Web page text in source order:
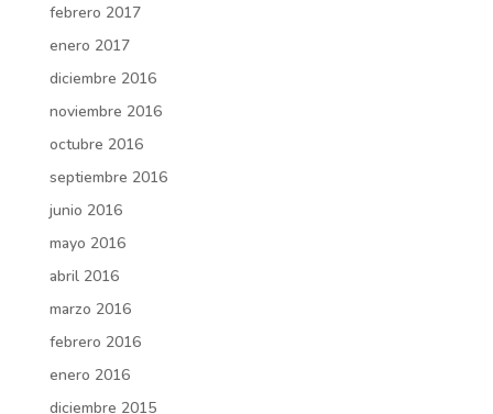
febrero 2017
enero 2017
diciembre 2016
noviembre 2016
octubre 2016
septiembre 2016
junio 2016
mayo 2016
abril 2016
marzo 2016
febrero 2016
enero 2016
diciembre 2015